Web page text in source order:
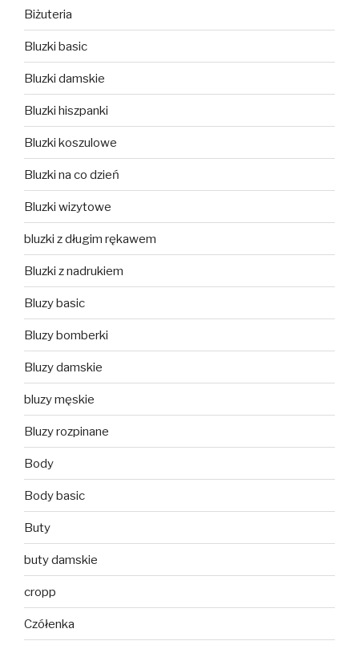
Biżuteria
Bluzki basic
Bluzki damskie
Bluzki hiszpanki
Bluzki koszulowe
Bluzki na co dzień
Bluzki wizytowe
bluzki z długim rękawem
Bluzki z nadrukiem
Bluzy basic
Bluzy bomberki
Bluzy damskie
bluzy męskie
Bluzy rozpinane
Body
Body basic
Buty
buty damskie
cropp
Czółenka